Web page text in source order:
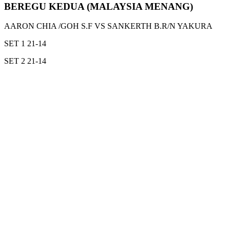
BEREGU KEDUA (MALAYSIA MENANG)
AARON CHIA /GOH S.F VS SANKERTH B.R/N YAKURA
SET 1 21-14
SET 2 21-14